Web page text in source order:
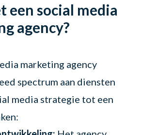
een social media
agency?
marketing agency
spectrum aan diensten
media strategie tot een